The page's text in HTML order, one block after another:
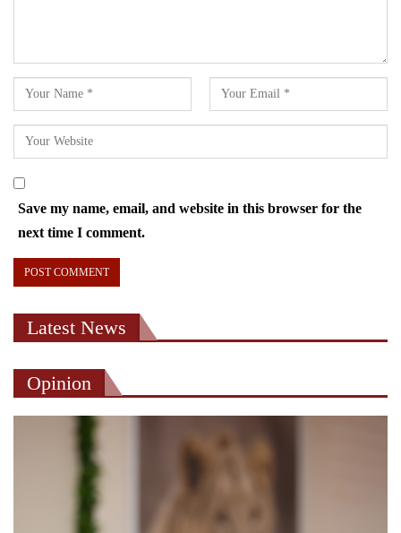
Save my name, email, and website in this browser for the
next time I comment.
Latest News
Opinion